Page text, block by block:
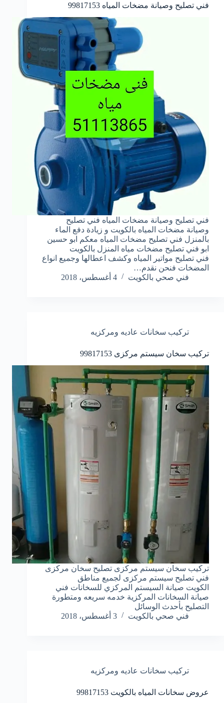
فني تصليح وصيانة مضخات المياه 99817153
فني تصليح وصيانة مضخات المياه فني تصليح
وصيانة مضخات المياه بالكويت و زيادة دفع الماء
بالمنزل فني تصليح مضخات المياه معكم ابو حسين
ابو فني تصليح مضخات مياه المنزل بالكويت
فني تصليح مواتير المياه وكشف اعطالها وجميع انواع
المضخات فنحن نقدم…
فني صحي بالكويت
4 أغسطس، 2018
تركيب سخانات عاديه ومركزيه
تركيب سخان سيستم مركزى 99817153
تركيب سخان سيستم مركزى تصليح سخان مركزى
فني تصليح سيستم مركزى لجميع مناطق
الكويت صيانة السيستم المركزي للسخانات فني
صيانة السخانات المركزية خدمه سريعه ومتطورة
التصليح بأحدث الوسائل
فني صحي بالكويت
3 أغسطس، 2018
تركيب سخانات عاديه ومركزيه
عروض سخانات المياه بالكويت 99817153